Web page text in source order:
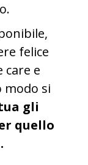
felice
e
si
gli
quello